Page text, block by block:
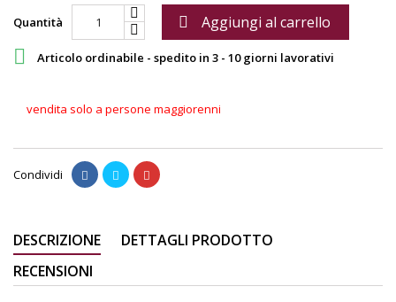
Quantità
 Aggiungi al carrello
 Articolo ordinabile - spedito in 3 - 10 giorni lavorativi
vendita solo a persone maggiorenni
Condividi
DESCRIZIONE
DETTAGLI PRODOTTO
RECENSIONI